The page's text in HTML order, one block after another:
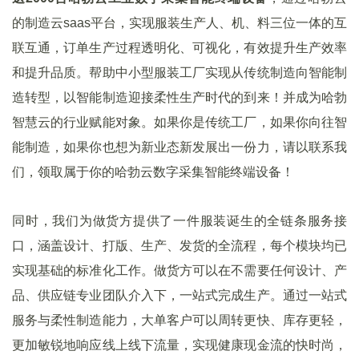
的制造云saas平台，实现服装生产人、机、料三位一体的互
联互通，订单生产过程透明化、可视化，有效提升生产效率
和提升品质。帮助中小型服装工厂实现从传统制造向智能制
造转型，以智能制造迎接柔性生产时代的到来！并成为哈勃
智慧云的行业赋能对象。如果你是传统工厂，如果你向往智
能制造，如果你也想为新业态新发展出一份力，请以联系我
们，领取属于你的哈勃云数字采集智能终端设备！
同时，我们为做货方提供了一件服装诞生的全链条服务接
口，涵盖设计、打版、生产、发货的全流程，每个模块均已
实现基础的标准化工作。做货方可以在不需要任何设计、产
品、供应链专业团队介入下，一站式完成生产。通过一站式
服务与柔性制造能力，大单客户可以周转更快、库存更轻，
更加敏锐地响应线上线下流量，实现健康现金流的快时尚，